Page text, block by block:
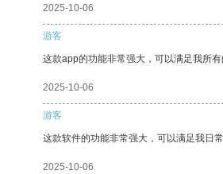
2025-10-06
游客
这款app的功能非常强大，可以满足我所
2025-10-06
游客
这款软件的功能非常强大，可以满足我日常
2025-10-06